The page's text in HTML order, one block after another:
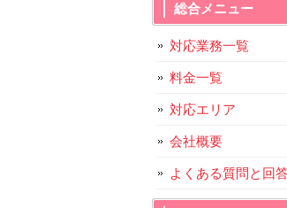
総合メニュー
対応業務一覧
料金一覧
対応エリア
会社概要
よくある質問と回